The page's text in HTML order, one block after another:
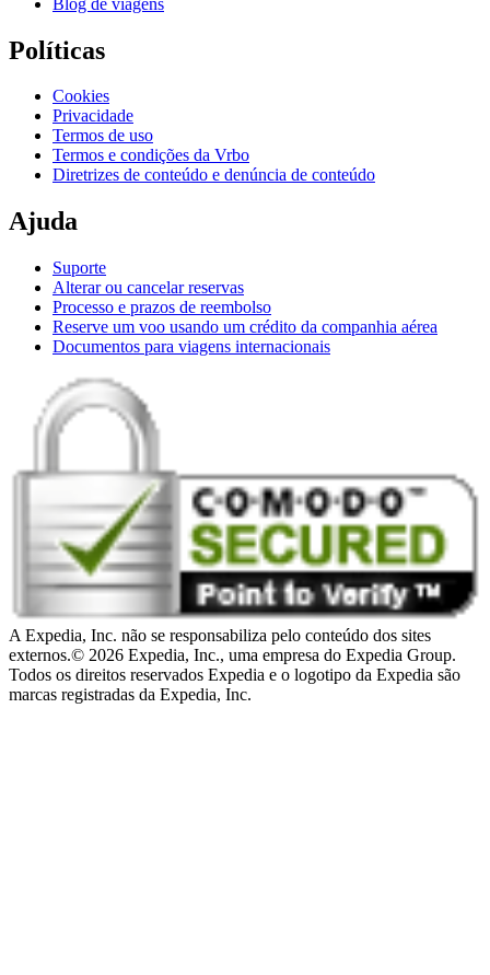
Políticas
Cookies
Privacidade
Termos de uso
Termos e condições da Vrbo
Diretrizes de conteúdo e denúncia de conteúdo
Ajuda
Suporte
Alterar ou cancelar reservas
Processo e prazos de reembolso
Reserve um voo usando um crédito da companhia aérea
Documentos para viagens internacionais
A Expedia, Inc. não se responsabiliza pelo conteúdo dos sites
externos.© 2026 Expedia, Inc., uma empresa do Expedia Group.
Todos os direitos reservados Expedia e o logotipo da Expedia são
marcas registradas da Expedia, Inc.